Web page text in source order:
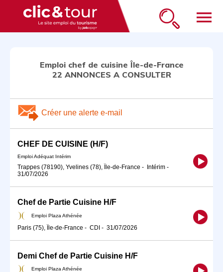
menu
Emploi chef de cuisine Île-de-France
22 ANNONCES A CONSULTER
Créer une alerte e-mail
CHEF DE CUISINE (H/F)
Emploi Adéquat Intérim
Trappes (78190), Yvelines (78), Île-de-France - Intérim -
31/07/2026
Chef de Partie Cuisine H/F
Emploi Plaza Athénée
Paris (75), Île-de-France - CDI - 31/07/2026
Demi Chef de Partie Cuisine H/F
Emploi Plaza Athénée